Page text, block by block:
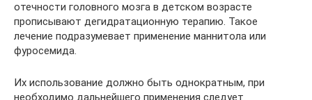
отечности головного мозга в детском возрасте
прописывают дегидратационную терапию. Такое
лечение подразумевает применение маннитола или
фуросемида.
Их использование должно быть однократным, при
необходимо дальнейшего применения следует